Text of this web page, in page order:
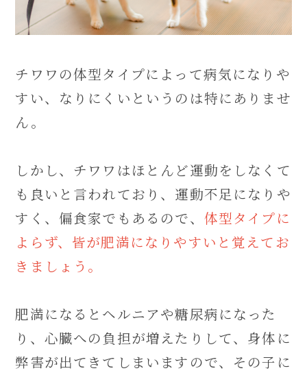
チワワの体型タイプによって病気になりや
すい、なりにくいというのは特にありませ
ん。
しかし、チワワはほとんど運動をしなくて
も良いと言われており、運動不足になりや
すく、偏食家でもあるので、 体型タイプに
よらず、皆が肥満になりやすいと覚えてお
きましょう。
肥満になるとヘルニアや糖尿病になった
り、心臓への負担が増えたりして、身体に
弊害が出てきてしまいますので、その子に